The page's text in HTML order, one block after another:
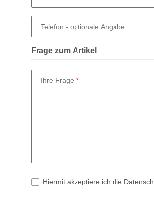
Telefon - optionale Angabe
Frage zum Artikel
Ihre Frage
Hiermit akzeptiere ich die